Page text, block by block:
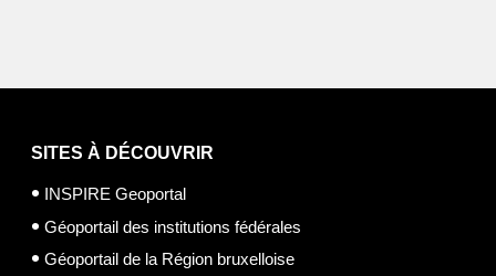
SITES À DÉCOUVRIR
INSPIRE Geoportal
Géoportail des institutions fédérales
Géoportail de la Région bruxelloise